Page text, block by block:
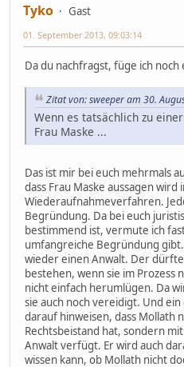
Tyko
Gast
01. September 2013, 09:03:14
Da du nachfragst, füge ich noch
Zitat von: sweeper am 30.
Wenn es tatsächlich zu
Frau Maske ...
Das ist mir bei euch mehrmals
dass Frau Maske aussagen wird
Wiederaufnahmeverfahren.
Begründung. Da bei euch
bestimmend ist, vermute ich
umfangreiche Begründung
wieder einen Anwalt. Der
bestehen, wenn sie im Prozess
nicht einfach herumlügen. Da
sie auch noch vereidigt. Und
darauf hinweisen, dass Mollath
Rechtsbeistand hat, sondern
Anwalt verfügt. Er wird auch
wissen kann, ob Mollath nicht